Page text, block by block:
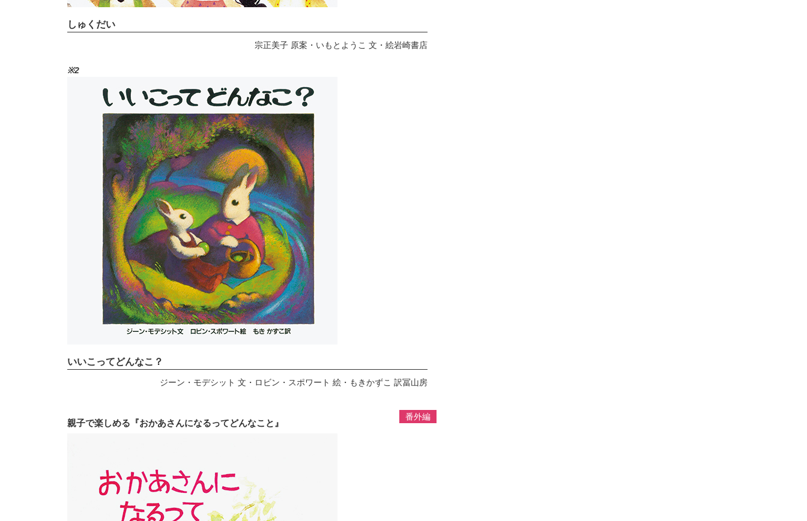
しゅくだい
宗正美子 原案・いもとようこ 文・絵岩崎書店
※2
いいこってどんなこ？
ジーン・モデシット 文・ロビン・スポワート 絵・もきかずこ 訳冨山房
番外編
親子で楽しめる『おかあさんになるってどんなこと』